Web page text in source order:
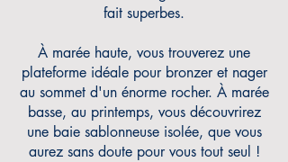
fait superbes.
À marée haute, vous trouverez une
plateforme idéale pour bronzer et nager
au sommet d'un énorme rocher. À marée
basse, au printemps, vous découvrirez
une baie sablonneuse isolée, que vous
aurez sans doute pour vous tout seul !